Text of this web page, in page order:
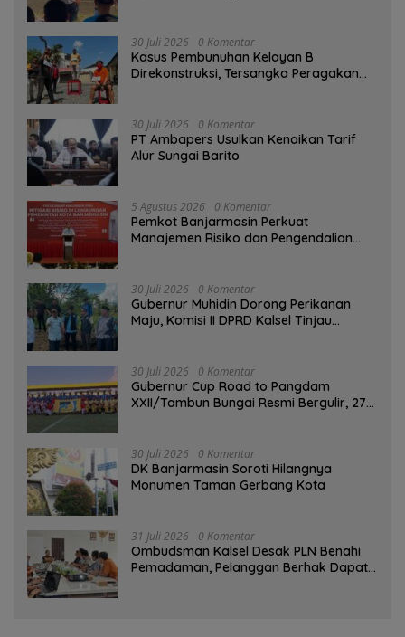
30 Juli 2026 0 Komentar
Kasus Pembunuhan Kelayan B
Direkonstruksi, Tersangka Peragakan
30 Juli 2026 0 Komentar
PT Ambapers Usulkan Kenaikan Tarif
Alur Sungai Barito
5 Agustus 2026 0 Komentar
Pemkot Banjarmasin Perkuat
Manajemen Risiko dan Pengendalian
30 Juli 2026 0 Komentar
Gubernur Muhidin Dorong Perikanan
Maju, Komisi II DPRD Kalsel Tinjau
30 Juli 2026 0 Komentar
Gubernur Cup Road to Pangdam
XXII/Tambun Bungai Resmi Bergulir, 27
30 Juli 2026 0 Komentar
DK Banjarmasin Soroti Hilangnya
Monumen Taman Gerbang Kota
31 Juli 2026 0 Komentar
Ombudsman Kalsel Desak PLN Benahi
Pemadaman, Pelanggan Berhak Dapat